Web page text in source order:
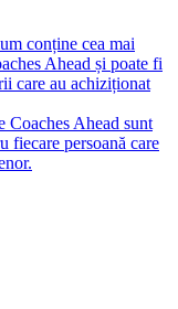
conține cea mai
Ahead și poate fi
care au achiziționat
Coaches Ahead sunt
fiecare persoană care